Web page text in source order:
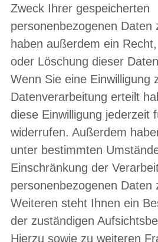
Zweck Ihrer gespeicherten
personenbezogenen Daten
haben außerdem ein
oder Löschung dieser
Wenn Sie eine Einwilligung
Datenverarbeitung erteilt
diese Einwilligung jederzeit
widerrufen. Außerdem
unter bestimmten
Einschränkung der
personenbezogenen Daten
Weiteren steht Ihnen ein
der zuständigen
Hierzu sowie zu weiteren